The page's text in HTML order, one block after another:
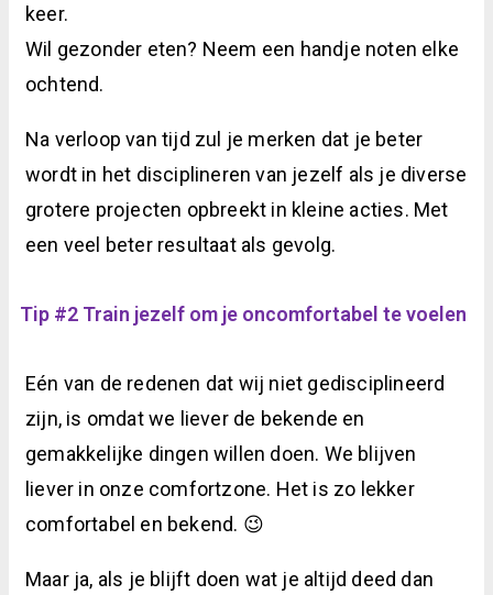
keer.
Wil gezonder eten? Neem een handje noten elke
ochtend.
Na verloop van tijd zul je merken dat je beter
wordt in het disciplineren van jezelf als je diverse
grotere projecten opbreekt in kleine acties. Met
een veel beter resultaat als gevolg.
Tip #2 Train jezelf om je oncomfortabel te voelen
Eén van de redenen dat wij niet gedisciplineerd
zijn, is omdat we liever de bekende en
gemakkelijke dingen willen doen. We blijven
liever in onze comfortzone. Het is zo lekker
comfortabel en bekend. 😉
Maar ja, als je blijft doen wat je altijd deed dan